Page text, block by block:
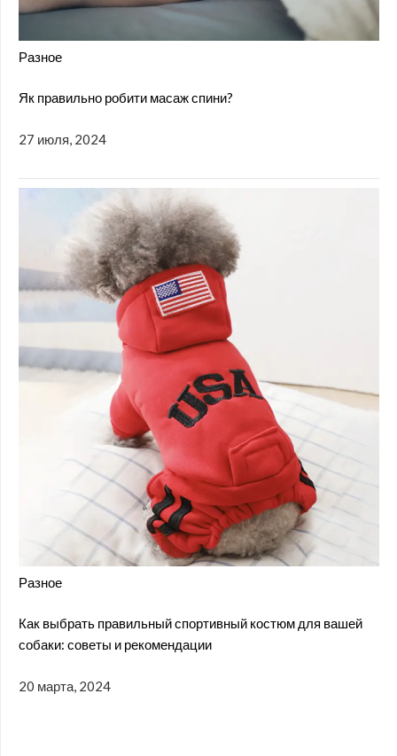
Разное
Як правильно робити масаж спини?
27 июля, 2024
Разное
Как выбрать правильный спортивный костюм для вашей
собаки: советы и рекомендации
20 марта, 2024